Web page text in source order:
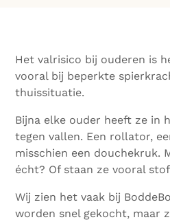
Het valrisico bij ouderen is
vooral bij beperkte
thuissituatie.
Bijna elke ouder heeft ze in
tegen vallen. Een rollator,
misschien een douchekruk.
écht? Of staan ze vooral
Wij zien het vaak bij
worden snel gekocht, maar